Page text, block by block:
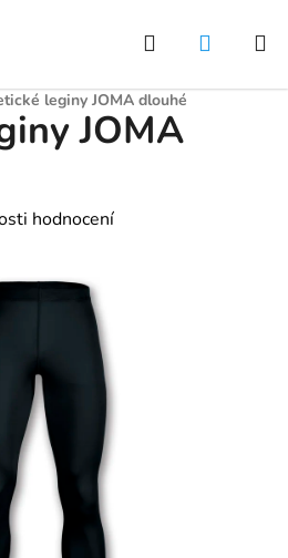
Hledat
leginy JOMA dlouhé
JOMA
hodnocení